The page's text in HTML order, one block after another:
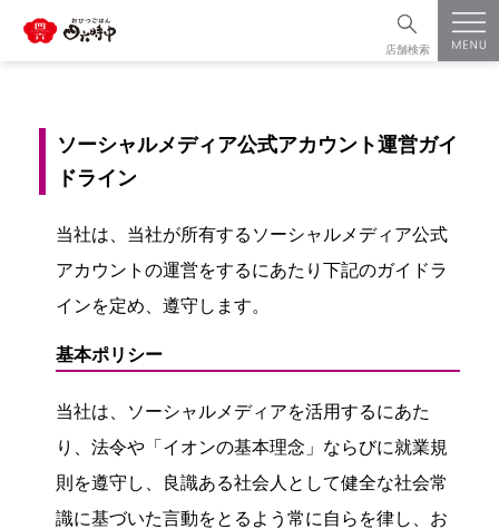
店舗検索
ソーシャルメディア公式アカウント運営ガイ
ドライン
当社は、当社が所有するソーシャルメディア公式
アカウントの運営をするにあたり下記のガイドラ
インを定め、遵守します。
基本ポリシー
当社は、ソーシャルメディアを活用するにあた
り、法令や「イオンの基本理念」ならびに就業規
則を遵守し、良識ある社会人として健全な社会常
識に基づいた言動をとるよう常に自らを律し、お